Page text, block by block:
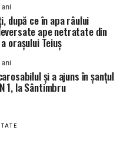
de Jos, reținut după
partenera
după ce în apa râului
ape netratate din
orașului Teiuș
și a ajuns în șanțul
1, la Sântimbru